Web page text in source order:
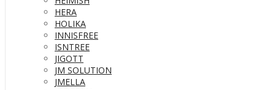
HERA
HOLIKA
INNISFREE
ISNTREE
JIGOTT
JM SOLUTION
JMELLA